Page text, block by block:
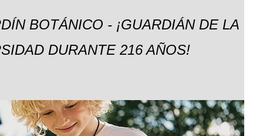
BOTÁNICO - ¡GUARDIÁN DE LA
DURANTE 216 AÑOS!